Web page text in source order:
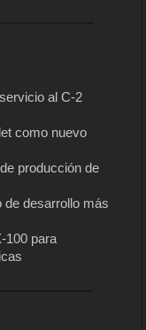
al C-2
como nuevo
producción de
de desarrollo más
100 para